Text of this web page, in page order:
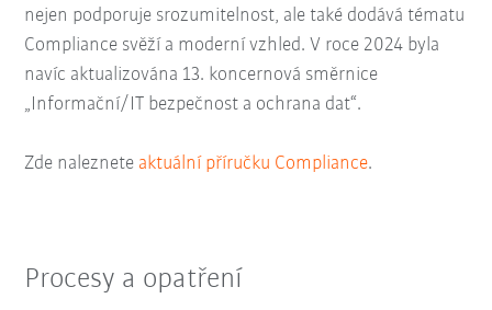
nejen podporuje srozumitelnost, ale také dodává tématu
Compliance svěží a moderní vzhled. V roce 2024 byla
navíc aktualizována 13. koncernová směrnice
„Informační/IT bezpečnost a ochrana dat“.
Zde naleznete aktuální příručku Compliance.
Procesy a opatření